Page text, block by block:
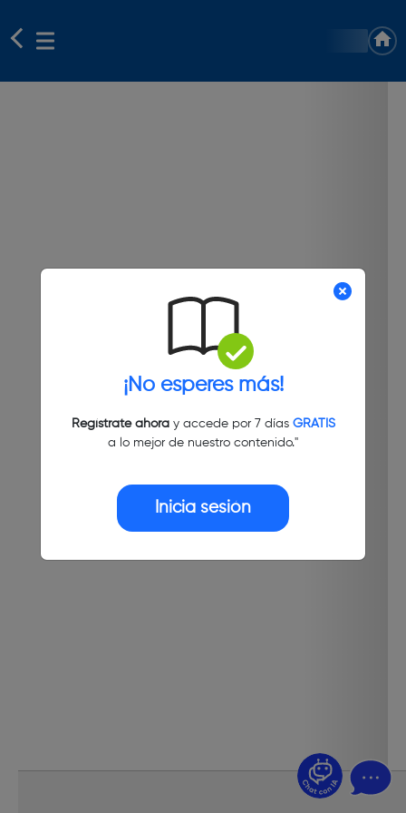
¡No esperes más!
Regístrate ahoray accede por 7 días GRATIS
a lo mejor de nuestro contenido."
Inicia sesión